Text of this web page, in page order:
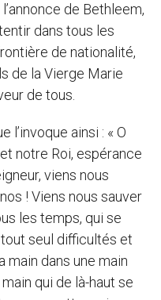
de Bethleem,
dans tous les
de nationalité,
de la Vierge Marie
de tous.
l’invoque ainsi : « O
notre Roi, espérance
viens nous
! Viens nous sauver
les temps, qui se
seul difficultés et
main dans une main
qui de là-haut se